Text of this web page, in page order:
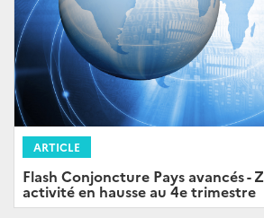
ARTICLE
Flash Conjoncture Pays avancés -
activité en hausse au 4e trimestre